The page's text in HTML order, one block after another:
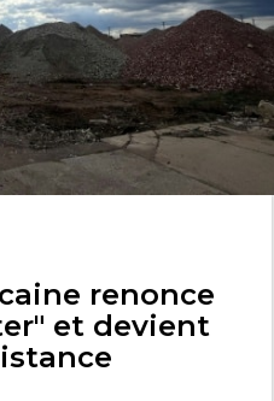
renonce
et devient